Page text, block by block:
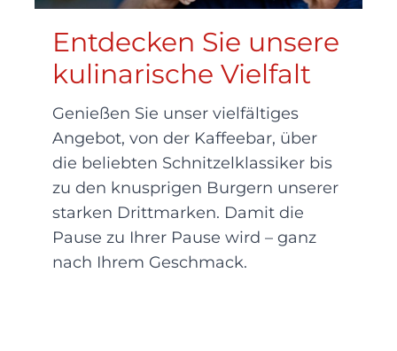
Entdecken Sie unsere
kulinarische Vielfalt
Genießen Sie unser vielfältiges
Angebot, von der Kaffeebar, über
die beliebten Schnitzelklassiker bis
zu den knusprigen Burgern unserer
starken Drittmarken. Damit die
Pause zu Ihrer Pause wird – ganz
nach Ihrem Geschmack.